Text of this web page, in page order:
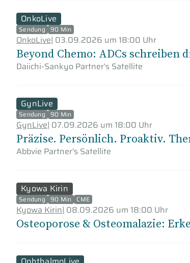
OnkoLive
Sendung 90 Min
OnkoLive| 03.09.2026 um 18:00 Uhr
Beyond Chemo: ADCs schreiben
Daiichi-Sankyo Partner's Satellite
GynLive
Sendung 90 Min
GynLive| 07.09.2026 um 18:00 Uhr
Präzise. Persönlich. Proaktiv.
Abbvie Partner's Satellite
Kyowa Kirin
Sendung 90 Min CME
Kyowa Kirin| 08.09.2026 um 18:00 Uhr
Osteoporose & Osteomalazie: